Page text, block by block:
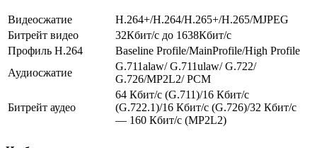
Видеосжатие
H.264+/H.264/H.265+/H.265/MJPEG
Битрейт видео
32Кбит/с до 1638Кбит/с
Профиль H.264
Baseline Profile/MainProfile/High Profile
Аудиосжатие
G.711alaw/ G.711ulaw/ G.722/
G.726/MP2L2/ PCM
Битрейт аудео
64 Кбит/с (G.711)/16 Кбит/с
(G.722.1)/16 Кбит/с (G.726)/32 Кбит/с
— 160 Кбит/с (MP2L2)